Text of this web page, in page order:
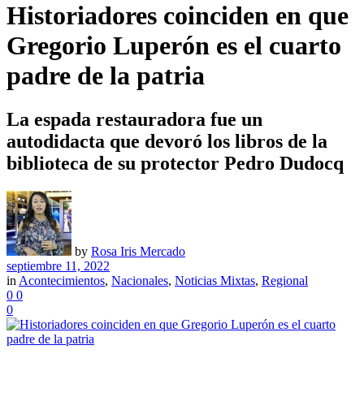
Historiadores coinciden en que
Gregorio Luperón es el cuarto
padre de la patria
La espada restauradora fue un
autodidacta que devoró los libros de la
biblioteca de su protector Pedro Dudocq
by Rosa Iris Mercado
septiembre 11, 2022
in Acontecimientos, Nacionales, Noticias Mixtas, Regional
0 0
0